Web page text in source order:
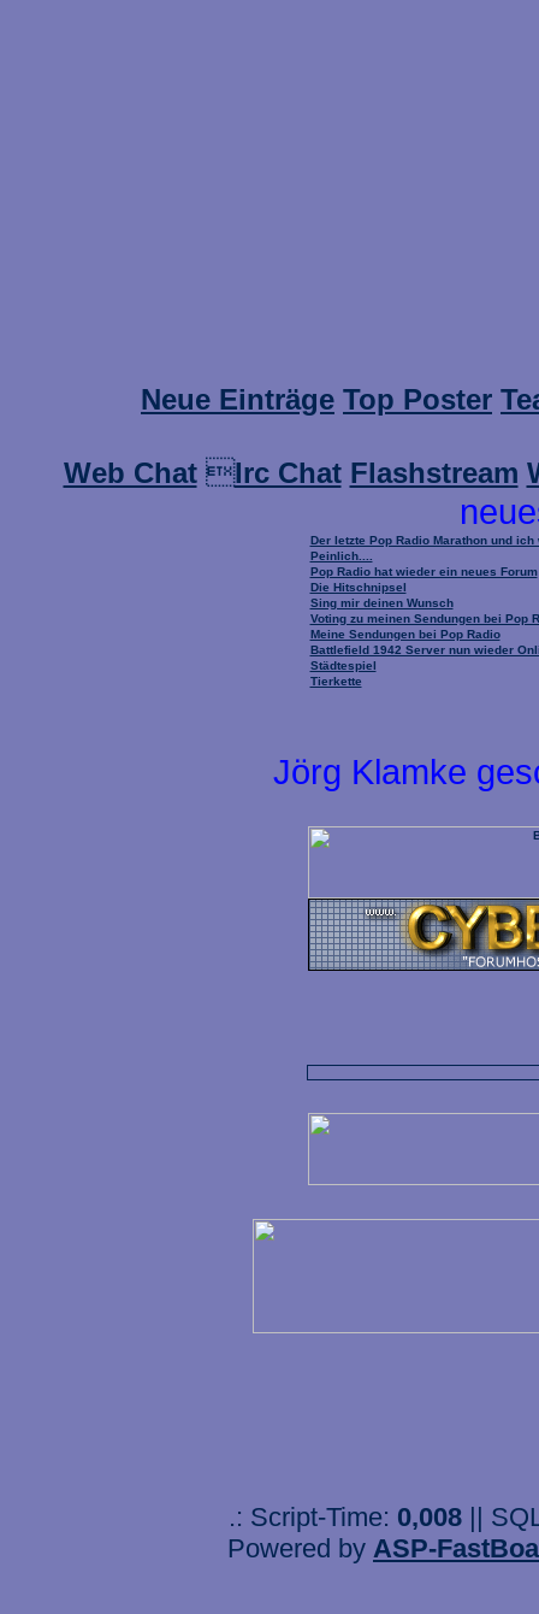
Neue Einträge Top Poster
Web ChatIrc Chat Flashstream
Der letzte Pop Radio Marathon und
Peinlich....
Pop Radio hat wieder ein neues Forum
Die Hitschnipsel
Sing mir deinen Wunsch
Voting zu meinen Sendungen bei Pop
Meine Sendungen bei Pop Radio
Battlefield 1942 Server nun wieder
Städtespiel
Tierkette
Jörg Klamke
.: Script-Time: 0,008 ||
Powered by ASP-